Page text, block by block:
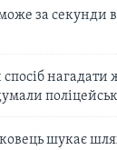
за секунди
нагадати
шукає